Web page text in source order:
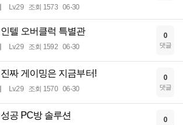
Lv.29 조회 1573 06-30
인텔 오버클럭 특별관
Lv.29 조회 1592 06-30
0
댓글
진짜 게이밍은 지금부터!
Lv.29 조회 1570 06-30
0
댓글
성공 PC방 솔루션 0